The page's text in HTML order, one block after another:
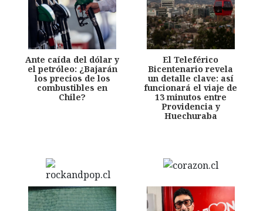
Ante caída del dólar y
el petróleo: ¿Bajarán
los precios de los
combustibles en
Chile?
El Teleférico
Bicentenario revela
un detalle clave: así
funcionará el viaje de
13 minutos entre
Providencia y
Huechuraba